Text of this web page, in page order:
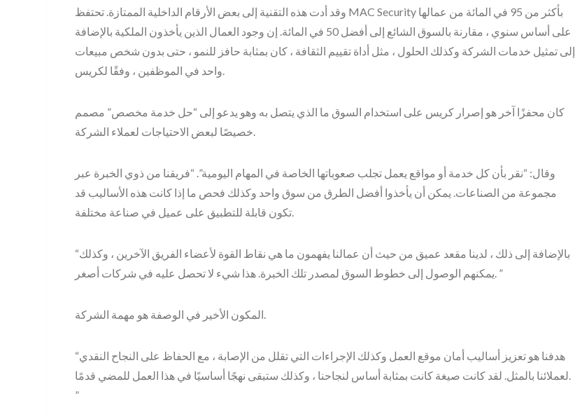
وقد أدت هذه التقنية إلى بعض الأرقام الداخلية الممتازة. تحتفظ MAC Security بأكثر من 95 في المائة من عمالها
على أساس سنوي ، مقارنة بالسوق الشائع إلى أفضل 50 في المائة. إن وجود العمال الذين يأخذون الملكية بالإضافة
إلى تمثيل خدمات الشركة وكذلك الحلول ، مثل أداة تقييم الثقافة ، كان بمثابة حافز للنمو ، حتى بدون شخص مبيعات
واحد في الموظفين ، وفقًا لكريس.
كان محفزًا آخر هو إصرار كريس على استخدام السوق ما الذي يتصل به وهو يدعو إلى “حل خدمة مخصص” مصمم
خصيصًا لبعض الاحتياجات لعملاء الشركة.
وقال: “نقر بأن كل خدمة أو مواقع يعمل تجلب صعوباتها الخاصة في المهام اليومية”. “فريقنا من ذوي الخبرة عبر
مجموعة من الصناعات. يمكن أن يأخذوا أفضل الطرق من سوق واحد وكذلك فحص ما إذا كانت هذه الأساليب قد
تكون قابلة للتطبيق على عميل في صناعة مختلفة.
“بالإضافة إلى ذلك ، لدينا مقعد عميق من حيث أن عمالنا يفهمون ما هي نقاط القوة لأعضاء الفريق الآخرين ، وكذلك
يمكنهم الوصول إلى خطوط السوق لمصدر تلك الخبرة. هذا شيء لا تحصل عليه في شركات أصغر. ”
المكون الأخير في الوصفة هو مهمة الشركة.
“هدفنا هو تعزيز أساليب أمان موقع العمل وكذلك الإجراءات التي تقلل من الإصابة ، مع الحفاظ على النجاح النقدي
لعملائنا بالمثل. لقد كانت صيغة كانت بمثابة أساس لنجاحنا ، وكذلك ستبقى نهجًا أساسيًا في هذا العمل للمضي قدمًا.
”